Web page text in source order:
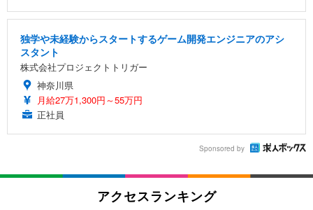
独学や未経験からスタートするゲーム開発エンジニアのアシ
スタント
株式会社プロジェクトトリガー
神奈川県
月給27万1,300円～55万円
正社員
Sponsored by
アクセスランキング